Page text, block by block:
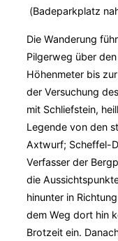
(Badeparkplatz
Die Wanderung
Pilgerweg über
Höhenmeter bis
der Versuchung
mit Schliefstein,
Legende von den
Axtwurf; Scheffel-
Verfasser der
die
hinunter in
dem Weg dort hin
Brotzeit ein.